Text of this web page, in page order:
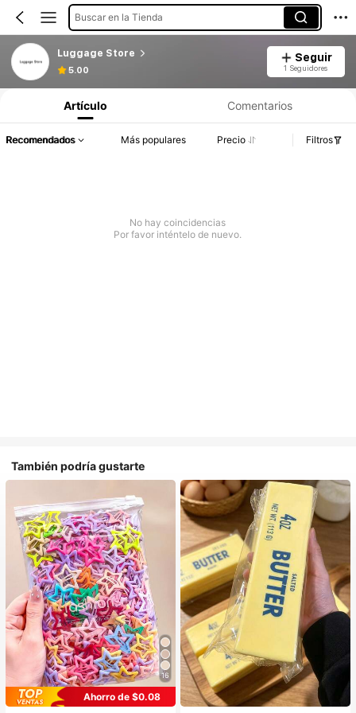
Buscar en la Tienda
Luggage Store
5.00
Seguir
1 Seguidores
Artículo Comentarios
Recomendados Más populares Precio Filtros
No hay coincidencias
Por favor inténtelo de nuevo.
También podría gustarte
16
Ahorro de $0.08